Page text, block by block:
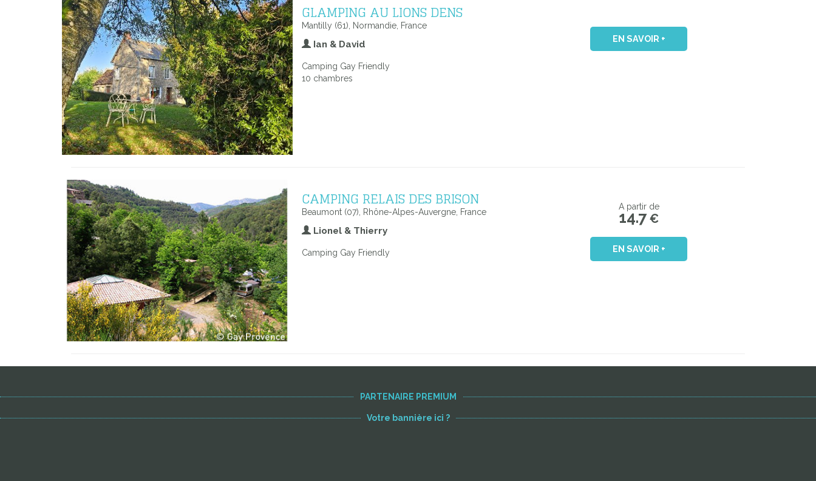
GLAMPING AU LIONS DENS
Mantilly (61), Normandie, France
Ian & David
Camping Gay Friendly
10 chambres
EN SAVOIR +
CAMPING RELAIS DES BRISON
Beaumont (07), Rhône-Alpes-Auvergne, France
Lionel & Thierry
Camping Gay Friendly
A partir de
14.7€
EN SAVOIR +
PARTENAIRE PREMIUM
Votre bannière ici ?